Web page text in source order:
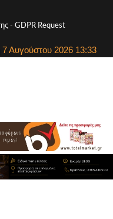
- GDPR Request
Αυγούστου 2026 13:33